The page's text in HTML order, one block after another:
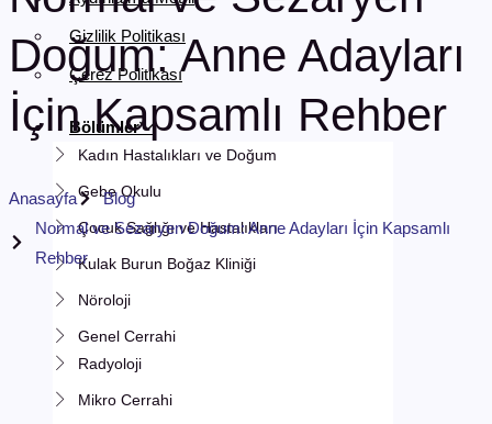
Gizlilik Politikası
Çerez Politikası
Bölümler
Kadın Hastalıkları ve Doğum
Gebe Okulu
Çocuk Sağlığı ve Hastalıkları
Kulak Burun Boğaz Kliniği
Nöroloji
Genel Cerrahi
Radyoloji
Mikro Cerrahi
Doğum: Anne Adayları
İçin Kapsamlı Rehber
Anasayfa
Blog
Normal ve Sezaryen Doğum: Anne Adayları İçin Kapsamlı
Rehber